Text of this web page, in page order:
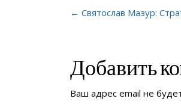
← Святослав Мазур:
Добавить
Ваш адрес email не